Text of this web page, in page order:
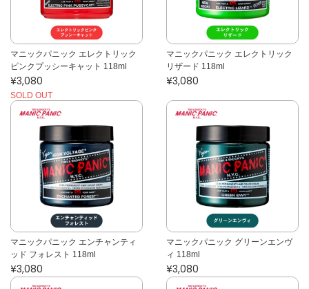
マニックパニック エレクトリック
ピンクプッシーキャット 118ml
¥3,080
SOLD OUT
マニックパニック エレクトリック
リザード 118ml
¥3,080
マニックパニック エンチャンティ
ッド フォレスト 118ml
¥3,080
マニックパニック グリーンエンヴ
ィ 118ml
¥3,080